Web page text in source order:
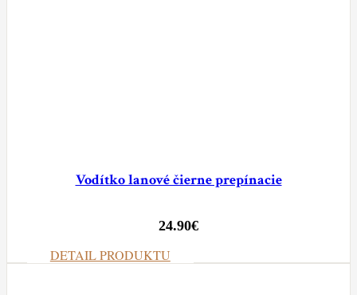
Vodítko lanové čierne prepínacie
24.90€
DETAIL PRODUKTU